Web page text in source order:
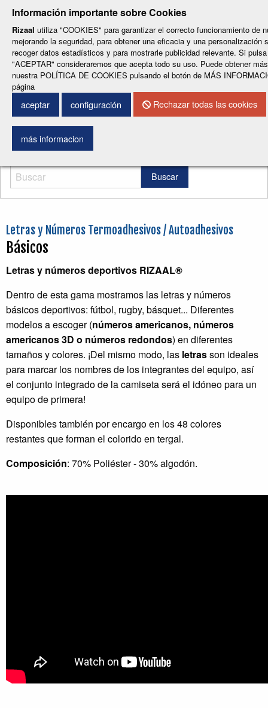
Información importante sobre Cookies
Rizaal utiliza "COOKIES" para garantizar el correcto funcionamiento de
mejorando la seguridad, para obtener una eficacia y una personalización
recoger datos estadísticos y para mostrarle publicidad relevante. Si
"ACEPTAR" consideraremos que acepta todo su uso. Puede obtener
nuestra POLÍTICA DE COOKIES pulsando el botón de MÁS
página
aceptar configuración Rechazar todas las cookies
más informacion
- ESP-ENG-CAT-FRA-DEU
CONTACTO
Menu
Buscar
Letras y Números Termoadhesivos / Autoadhesivos
Básicos
Letras y números deportivos RIZAAL®
Dentro de esta gama mostramos las letras y números
básicos deportivos: fútbol, rugby, básquet... Diferentes
modelos a escoger (números americanos, números
americanos 3D o números redondos) en diferentes
tamaños y colores. ¡Del mismo modo, las letrasson ideales
para marcar los nombres de los integrantes del equipo, así
el conjunto integrado de la camiseta será el idóneo para un
equipo de primera!
Disponibles también por encargo en los 48 colores
restantes que forman el colorido en tergal.
Composición: 70% Poliéster - 30% algodón.